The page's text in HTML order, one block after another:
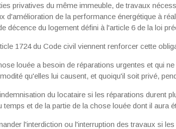
privatives du même immeuble, de tra­vaux
d'amélioration de la performance énergétique à
décence du logement défini à l'ar­ticle 6 de la loi
1724 du Code civil viennent renforcer cette
louée a besoin de répara­tions urgentes et qui
qu'elles lui causent, et quoiqu'il soit privé,
du locataire si les réparations durent
temps et de la partie de la chose louée dont il aura
l'interdiction ou l'inter­ruption des travaux si